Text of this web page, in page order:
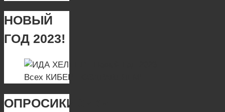
НОВЫЙ
ГОД 2023!
Всех КИБЕР ПОЗДРАВЛЯЕМ!
ОПРОСИКИСИКИ: